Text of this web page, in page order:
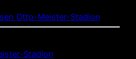
Otto-Meister-Stadion
Stadion